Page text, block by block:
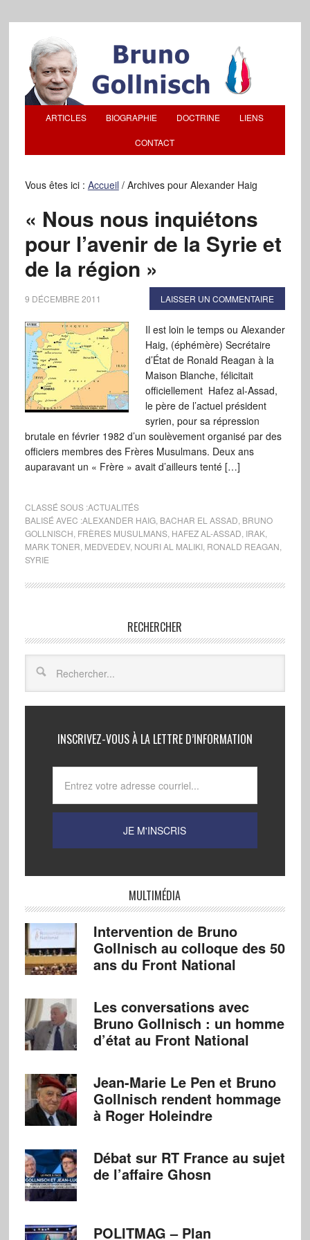
ARTICLES BIOGRAPHIE DOCTRINE LIENS
CONTACT
Vous êtes ici : Accueil /Archives pour Alexander Haig
« Nous nous inquiétons
pour l’avenir de la Syrie et
de la région »
9 DÉCEMBRE 2011 LAISSER UN COMMENTAIRE
Il est loin le temps ou Alexander
Haig, (éphémère) Secrétaire
d’État de Ronald Reagan à la
Maison Blanche, félicitait
officiellement Hafez al-Assad,
le père de l’actuel président
syrien, pour sa répression
brutale en février 1982 d’un soulèvement organisé par des
officiers membres des Frères Musulmans. Deux ans
auparavant un « Frère » avait d’ailleurs tenté […]
CLASSÉ SOUS :ACTUALITÉS
BALISÉ AVEC :ALEXANDER HAIG, BACHAR EL ASSAD BRUNO
GOLLNISCH FRÈRES MUSULMANS, HAFEZ AL-ASSAD IRAK,
MARK TONER MEDVEDEV, NOURI AL MALIKI, RONALD REAGAN
SYRIE
RECHERCHER
INSCRIVEZ-VOUS À LA LETTRE D’INFORMATION
MULTIMÉDIA
Intervention de Bruno
Gollnisch au colloque des 50
ans du Front National
Les conversations avec
Bruno Gollnisch : un homme
d’état au Front National
Jean-Marie Le Pen et Bruno
Gollnisch rendent hommage
à Roger Holeindre
Débat sur RT France au sujet
de l’affaire Ghosn
POLITMAG – Plan